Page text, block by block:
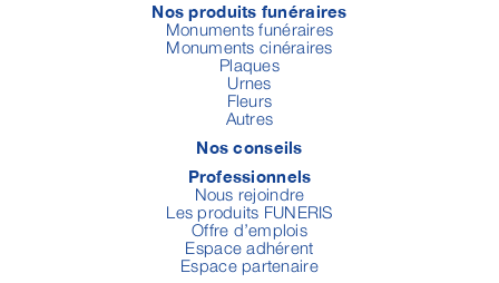
Nos produits funéraires
Monuments funéraires
Monuments cinéraires
Plaques
Urnes
Fleurs
Autres
Nos conseils
Professionnels
Nous rejoindre
Les produits FUNERIS
Offre d’emplois
Espace adhérent
Espace partenaire